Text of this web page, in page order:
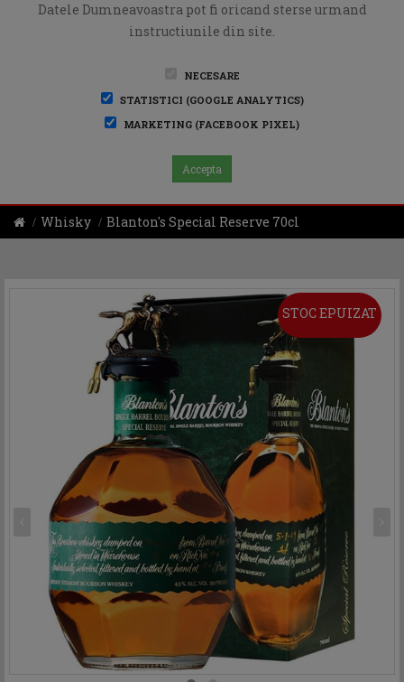
Datele Dumneavoastra pot fi oricand sterse urmand
instructiunile din site.
NECESARE
STATISTICI (GOOGLE ANALYTICS)
MARKETING (FACEBOOK PIXEL)
Accepta
Whisky Blanton's Special Reserve 70cl
STOC EPUIZAT